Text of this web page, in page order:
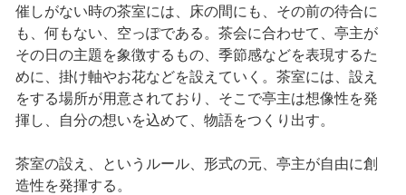
催しがない時の茶室には、床の間にも、その前の待合に
も、何もない、空っぽである。茶会に合わせて、亭主が
その日の主題を象徴するもの、季節感などを表現するた
めに、掛け軸やお花などを設えていく。茶室には、設え
をする場所が用意されており、そこで亭主は想像性を発
揮し、自分の想いを込めて、物語をつくり出す。
茶室の設え、というルール、形式の元、亭主が自由に創
造性を発揮する。